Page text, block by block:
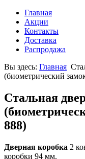
Главная
Акции
Контакты
Доставка
Распродажа
Вы здесь: Главная
(биометрический
Стальная
888)
Дверная коробка 2
коробки 94 мм.